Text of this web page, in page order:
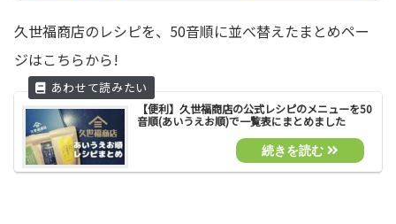
久世福商店のレシピを、50音順に並べ替えたまとめペー
ジはこちらから!
【便利】久世福商店の公式レシピのメニューを50
音順(あいうえお順)で一覧表にまとめました